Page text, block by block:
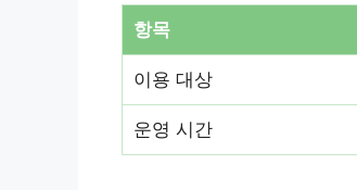
항목
이용 대상
운영 시간